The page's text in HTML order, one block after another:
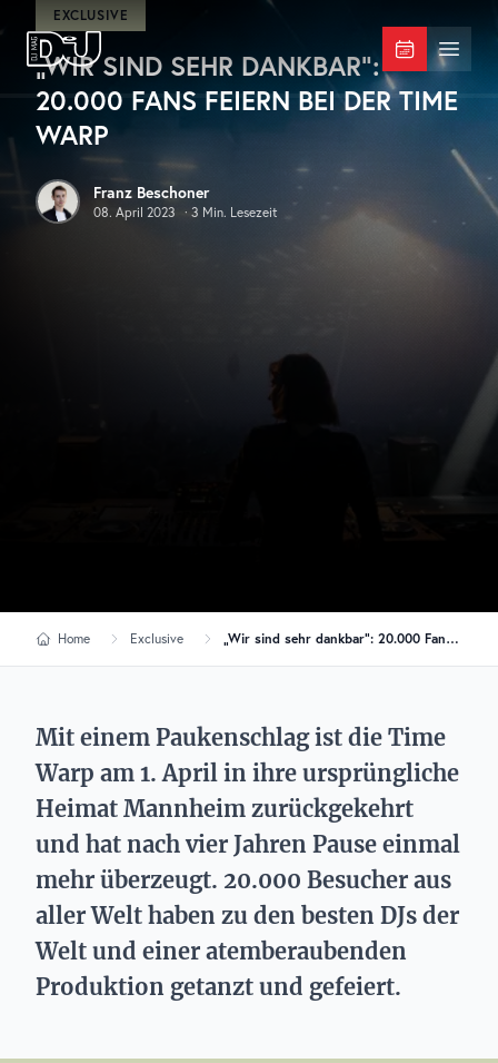
Zum Hauptinhalt springen
DJ Mag Germany Menü
EXCLUSIVE
„WIR SIND SEHR DANKBAR“:
20.000 FANS FEIERN BEI DER TIME
WARP
Franz Beschoner
08. April 2023 · 3 Min. Lesezeit
Home Exclusive „Wir sind sehr dankbar“: 20.000 Fans feiern bei der Time Warp
Mit einem Paukenschlag ist die Time
Warp am 1. April in ihre ursprüngliche
Heimat Mannheim zurückgekehrt
und hat nach vier Jahren Pause einmal
mehr überzeugt. 20.000 Besucher aus
aller Welt haben zu den besten DJs der
Welt und einer atemberaubenden
Produktion getanzt und gefeiert.